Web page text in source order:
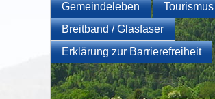
Gemeindeleben
Tourismus
Breitband / Glasfaser
Erklärung zur Barrierefreiheit